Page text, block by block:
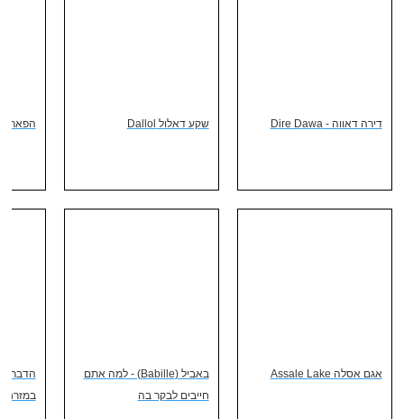
דירה דאווה - Dire Dawa שקע דאלול Dallol הפארק
אגם אסלה Assale Lake
באביל (Babille) - למה אתם
חייבים לבקר בה
במזרח